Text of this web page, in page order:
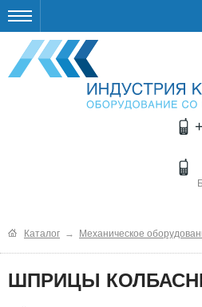
Каталог → Механическое
ШПРИЦЫ